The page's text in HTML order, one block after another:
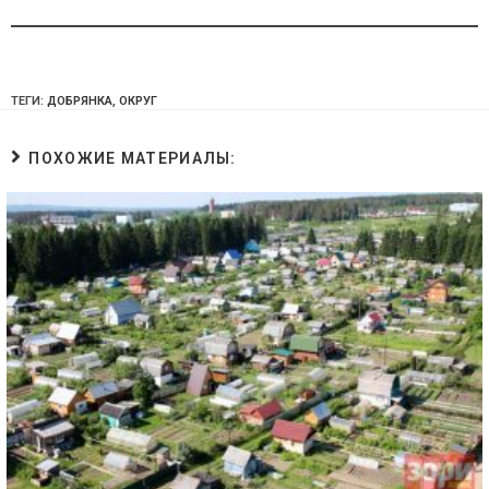
ТЕГИ: ДОБРЯНКА, ОКРУГ
ПОХОЖИЕ МАТЕРИАЛЫ: